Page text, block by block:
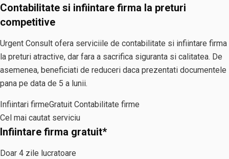
Contabilitate si infiintare firma la preturi
competitive
Urgent Consult ofera serviciile de contabilitate si infiintare firma
la preturi atractive, dar fara a sacrifica siguranta si calitatea. De
asemenea, beneficiati de reduceri daca prezentati documentele
pana pe data de 5 a lunii.
Infiintari firmeGratuit Contabilitate firme
Cel mai cautat serviciu
Infiintare firma gratuit*
Doar 4 zile lucratoare